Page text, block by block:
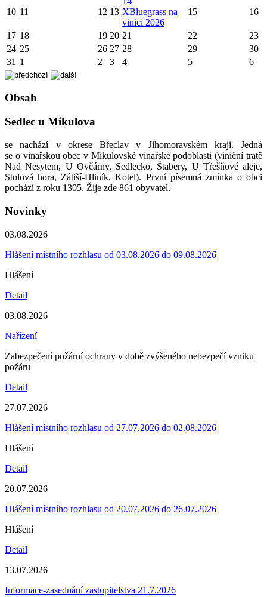
10 11 12 13 XBluegrass na
vinici 2026
15 16
17 18 19 20 21 22
23
24 25 26 27 28 29
30
31 1 2 3 4 5 6
Obsah
Sedlec u Mikulova
se nachází v okrese Břeclav v Jihomoravském kraji. Jedná
se o vinařskou obec v Mikulovské vinařské podoblasti (viniční tratě
Nad Nesytem, U Ovčárny, Sedlecko, Štabery, U Třešňové aleje,
Stolová hora, Zátiší-Hliník, Kotel). První písemná zmínka o obci
pochází z roku 1305. Žije zde 861 obyvatel.
Novinky
03.08.2026
Hlášení místního rozhlasu od 03.08.2026 do 09.08.2026
Hlášení
Detail
03.08.2026
Nařízení
Zabezpečení požární ochrany v době zvýšeného nebezpečí vzniku
požáru
Detail
27.07.2026
Hlášení místního rozhlasu od 27.07.2026 do 02.08.2026
Hlášení
Detail
20.07.2026
Hlášení místního rozhlasu od 20.07.2026 do 26.07.2026
Hlášení
Detail
13.07.2026
Informace-zasednání zastupitelstva 21.7.2026